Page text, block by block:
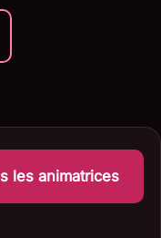
les animatrices